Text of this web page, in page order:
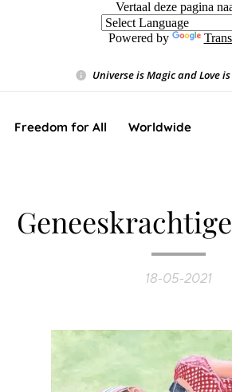
Vertaal deze pagina
Powered by
Universe is Magic and Love
Freedom for All ❤️ Worldwide
18-05-2021